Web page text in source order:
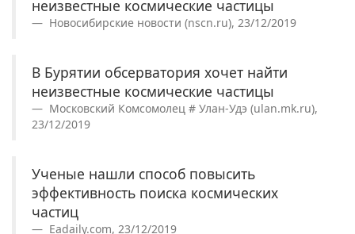
неизвестные космические частицы
Новосибирские новости (nscn.ru), 23/12/2019
В Бурятии обсерватория хочет найти
неизвестные космические частицы
Московский Комсомолец # Улан-Удэ (ulan.mk.ru),
23/12/2019
Ученые нашли способ повысить
эффективность поиска космических
частиц
Eadaily.com, 23/12/2019